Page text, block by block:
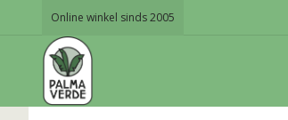
Online winkel sinds 2005